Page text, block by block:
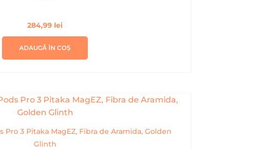
284,99 lei
ADAUGĂ ÎN COȘ
Pro 3 Pitaka MagEZ, Fibra de Aramida, Golden
Glinth